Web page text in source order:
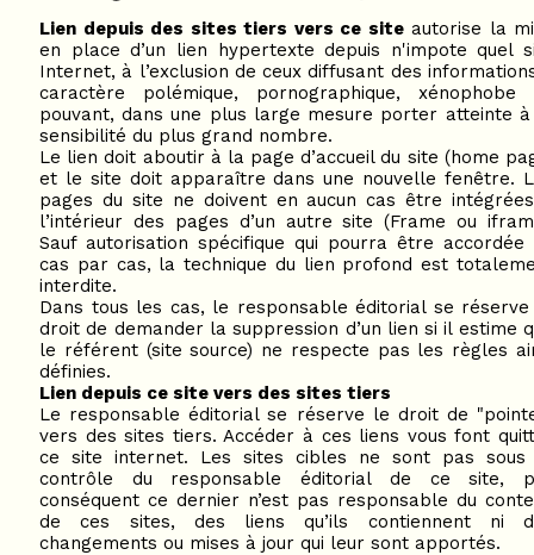
Lien depuis des sites tiers vers ce siteautorise la
en place d’un lien hypertexte depuis n'impote quel
Internet, à l’exclusion de ceux diffusant des
caractère polémique, pornographique, xénophobe
pouvant, dans une plus large mesure porter atteinte
sensibilité du plus grand nombre.
Le lien doit aboutir à la page d’accueil du site (home
et le site doit apparaître dans une nouvelle fenêtre.
pages du site ne doivent en aucun cas être
l’intérieur des pages d’un autre site (Frame ou
Sauf autorisation spécifique qui pourra être accordée
cas par cas, la technique du lien profond est
interdite.
Dans tous les cas, le responsable éditorial se
droit de demander la suppression d’un lien si il estime
le référent (site source) ne respecte pas les règles
définies.
Lien depuis ce site vers des sites tiers
Le responsable éditorial se réserve le droit de
vers des sites tiers. Accéder à ces liens vous font
ce site internet. Les sites cibles ne sont pas
contrôle du responsable éditorial de ce site,
conséquent ce dernier n’est pas responsable du
de ces sites, des liens qu’ils contiennent ni
changements ou mises à jour qui leur sont apportés.